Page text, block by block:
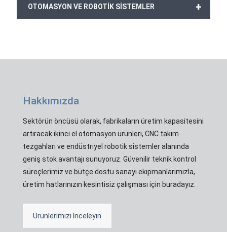
+
OTOMASYON VE ROBOTİK SİSTEMLER
Hakkımızda
Sektörün öncüsü olarak, fabrikaların üretim kapasitesini
artıracak ikinci el otomasyon ürünleri, CNC takım
tezgahları ve endüstriyel robotik sistemler alanında
geniş stok avantajı sunuyoruz. Güvenilir teknik kontrol
süreçlerimiz ve bütçe dostu sanayi ekipmanlarımızla,
üretim hatlarınızın kesintisiz çalışması için buradayız.
Ürünlerimizi İnceleyin